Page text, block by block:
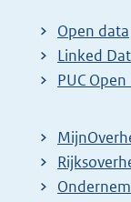
t
e
r
l
i
n
Open data
Linked
PUC
E
x
E